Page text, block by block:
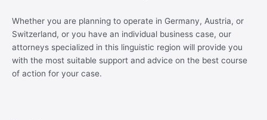
Whether you are planning to operate in Germany, Austria, or
Switzerland, or you have an individual business case, our
attorneys specialized in this linguistic region will provide you
with the most suitable support and advice on the best course
of action for your case.